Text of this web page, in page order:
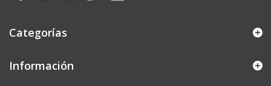
Categorías
Información